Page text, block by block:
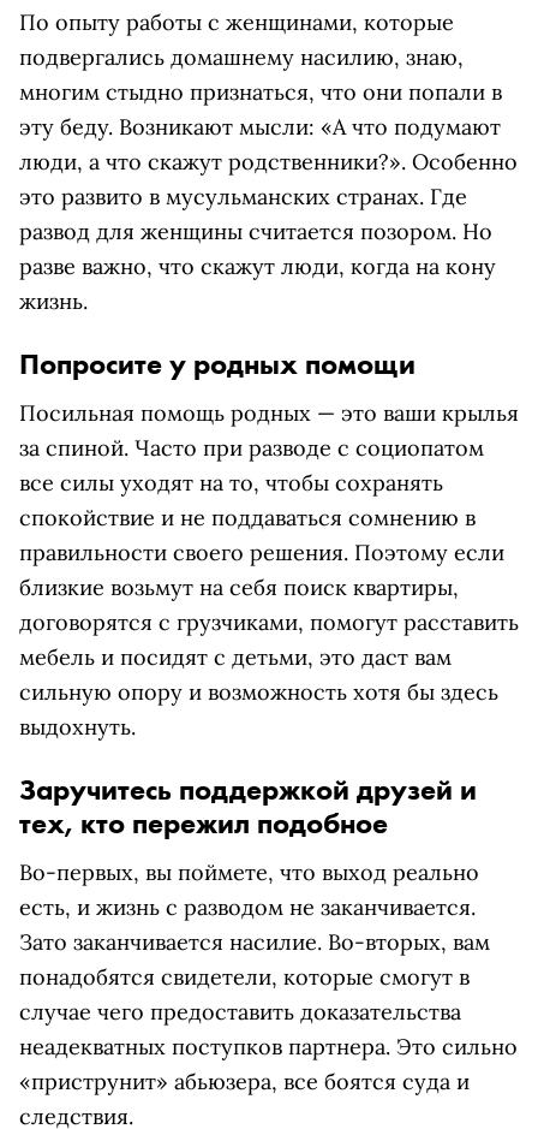
По опыту работы с женщинами, которые
подвергались домашнему насилию, знаю,
многим стыдно признаться, что они попали в
эту беду. Возникают мысли: «А что подумают
люди, а что скажут родственники?». Особенно
это развито в мусульманских странах. Где
развод для женщины считается позором. Но
разве важно, что скажут люди, когда на кону
жизнь.
Попросите у родных помощи
Посильная помощь родных — это ваши крылья
за спиной. Часто при разводе с социопатом
все силы уходят на то, чтобы сохранять
спокойствие и не поддаваться сомнению в
правильности своего решения. Поэтому если
близкие возьмут на себя поиск квартиры,
договорятся с грузчиками, помогут расставить
мебель и посидят с детьми, это даст вам
сильную опору и возможность хотя бы здесь
выдохнуть.
Заручитесь поддержкой друзей и
тех, кто пережил подобное
Во-первых, вы поймете, что выход реально
есть, и жизнь с разводом не заканчивается.
Зато заканчивается насилие. Во-вторых, вам
понадобятся свидетели, которые смогут в
случае чего предоставить доказательства
неадекватных поступков партнера. Это сильно
«приструнит» абьюзера, все боятся суда и
следствия.